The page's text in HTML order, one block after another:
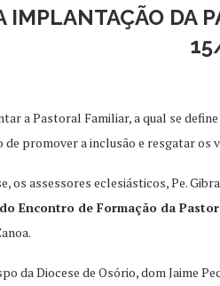
IMPLANTAÇÃO DA
a Pastoral Familiar, a qual se
promover a inclusão e resgatar os
os assessores eclesiásticos, Pe.
Encontro de Formação da
da Diocese de Osório, dom